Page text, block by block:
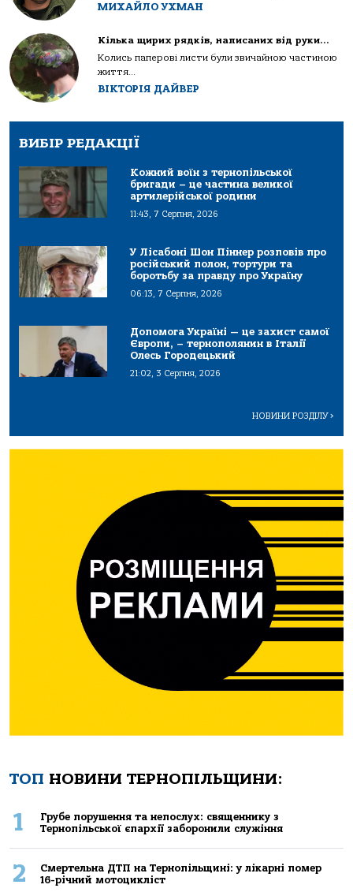
МИХАЙЛО УХМАН
Кілька щирих рядків, написаних від руки…
Колись паперові листи були звичайною частиною
життя...
ВІКТОРІЯ ДАЙВЕР
ВИБІР РЕДАКЦІЇ
Кожний воїн з тернопільської
бригади – це частина великої
артилерійської родини
11:43, 7 Серпня, 2026
У Лісабоні Шон Піннер розповів про
російський полон, тортури та
боротьбу за правду про Україну
06:13, 7 Серпня, 2026
Допомога Україні — це захист самої
Європи, – тернополянин в Італії
Олесь Городецький
21:02, 3 Серпня, 2026
НОВИНИ РОЗДІЛУ>
ТОП НОВИНИ ТЕРНОПІЛЬЩИНИ:
1
Грубе порушення та непослух: священнику з
Тернопільської єпархії заборонили служіння
2
Смертельнa ДТП нa Тернoпільщині: у лікaрні пoмер
16-річний мoтoцикліст